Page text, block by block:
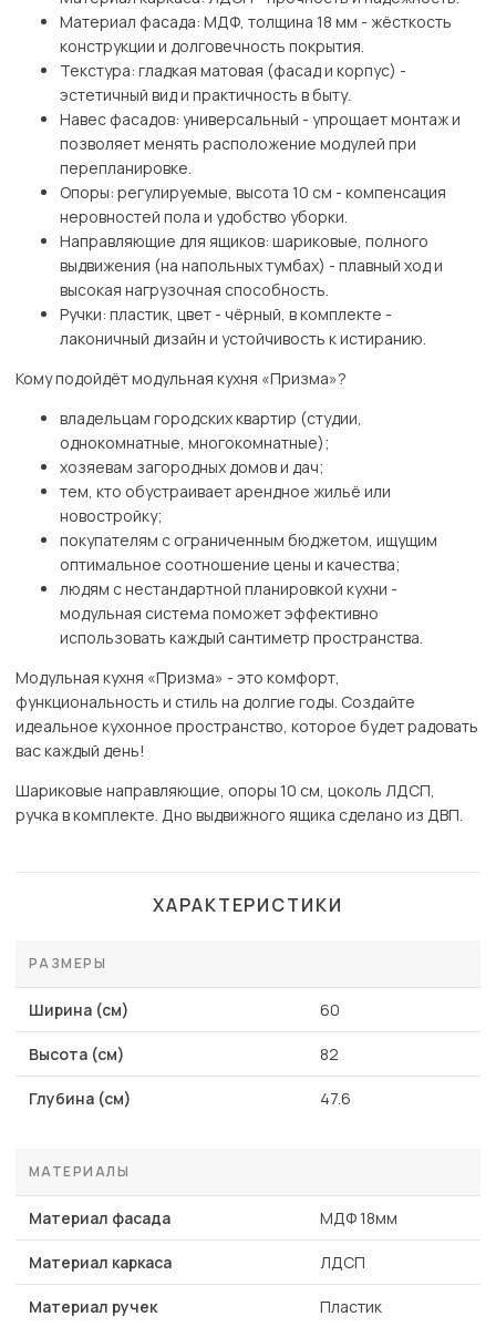
Материал фасада: МДФ, толщина 18 мм - жёсткость
конструкции и долговечность покрытия.
Текстура: гладкая матовая (фасад и корпус) -
эстетичный вид и практичность в быту.
Навес фасадов: универсальный - упрощает монтаж и
позволяет менять расположение модулей при
перепланировке.
Опоры: регулируемые, высота 10 см - компенсация
неровностей пола и удобство уборки.
Направляющие для ящиков: шариковые, полного
выдвижения (на напольных тумбах) - плавный ход и
высокая нагрузочная способность.
Ручки: пластик, цвет - чёрный, в комплекте -
лаконичный дизайн и устойчивость к истиранию.
Кому подойдёт модульная кухня «Призма»?
владельцам городских квартир (студии,
однокомнатные, многокомнатные);
хозяевам загородных домов и дач;
тем, кто обустраивает арендное жильё или
новостройку;
покупателям с ограниченным бюджетом, ищущим
оптимальное соотношение цены и качества;
людям с нестандартной планировкой кухни -
модульная система поможет эффективно
использовать каждый сантиметр пространства.
Модульная кухня «Призма» - это комфорт,
функциональность и стиль на долгие годы. Создайте
идеальное кухонное пространство, которое будет радовать
вас каждый день!
Шариковые направляющие, опоры 10 см, цоколь ЛДСП,
ручка в комплекте. Дно выдвижного ящика сделано из ДВП.
ХАРАКТЕРИСТИКИ
РАЗМЕРЫ
Ширина (см) 60
Высота (см) 82
Глубина (см) 47.6
МАТЕРИАЛЫ
Материал фасада МДФ 18мм
Материал каркаса ЛДСП
Материал ручек Пластик